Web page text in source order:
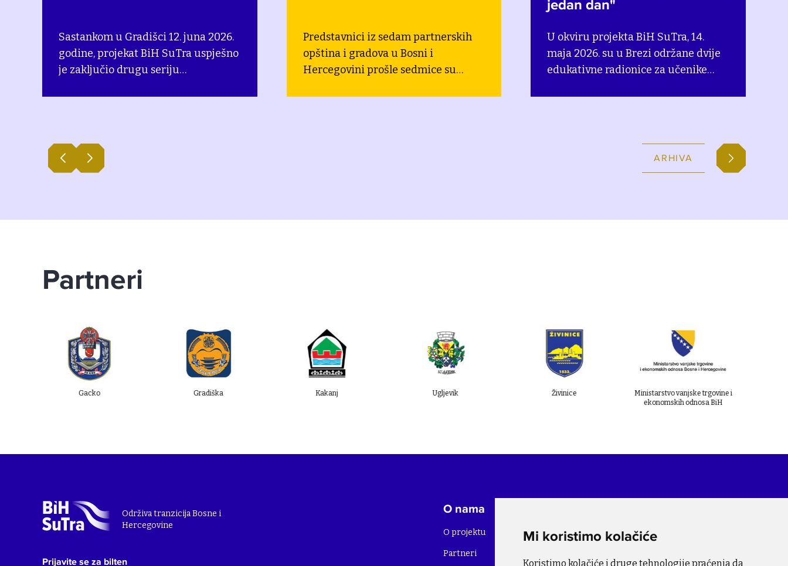
Mi koristimo kolačiće
Koristimo kolačiće i druge tehnologije praćenja da
Sastankom u Gradišci 12. juna 2026.
godine, projekat BiH SuTra uspješno
je zaključio drugu seriju
predstavnike institucija, stručnjake i
civilni sektor kako bi zajednički
Predstavnici iz sedam partnerskih
opština i gradova u Bosni i
Hercegovini prošle sedmice su
jedan dan"
U okviru projekta BiH SuTra, 14.
maja 2026. su u Brezi održane dvije
edukativne radionice za učenike
ARHIVA
Partneri
Ministarstvo vanjske trgovine i
ekonomskih odnosa BiH
Stockholm Environment
Održiva tranzicija Bosne i
Hercegovine
Prijavite se za bilten
O nama
O projektu
Partneri
Za više informacija o projektu,
molimo pišite na